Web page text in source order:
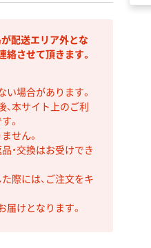
配送エリア外とな
絡させて頂きます。
い場合があります。
本サイト上のご利
。
せん。
・交換はお受けでき
際には、ご注文をキ
届けとなります。